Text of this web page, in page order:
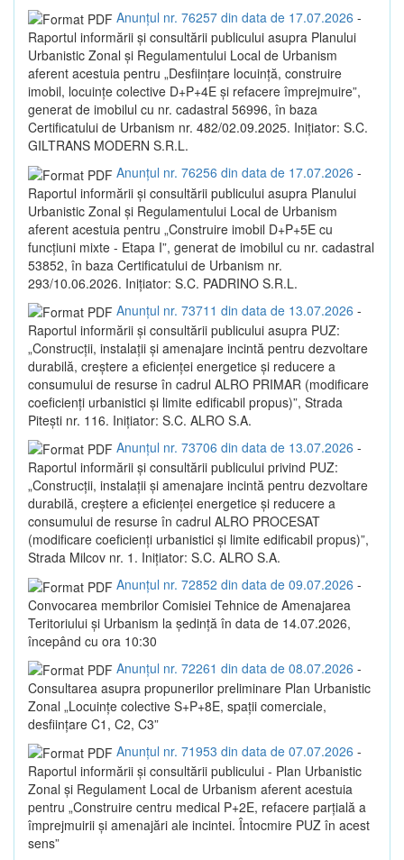
Anunțul nr. 76257 din data de 17.07.2026 -
Raportul informării și consultării publicului asupra Planului
Urbanistic Zonal și Regulamentului Local de Urbanism
aferent acestuia pentru „Desființare locuință, construire
imobil, locuințe colective D+P+4E și refacere împrejmuire”,
generat de imobilul cu nr. cadastral 56996, în baza
Certificatului de Urbanism nr. 482/02.09.2025. Inițiator: S.C.
GILTRANS MODERN S.R.L.
Anunțul nr. 76256 din data de 17.07.2026 -
Raportul informării și consultării publicului asupra Planului
Urbanistic Zonal și Regulamentului Local de Urbanism
aferent acestuia pentru „Construire imobil D+P+5E cu
funcțiuni mixte - Etapa I”, generat de imobilul cu nr. cadastral
53852, în baza Certificatului de Urbanism nr.
293/10.06.2026. Inițiator: S.C. PADRINO S.R.L.
Anunțul nr. 73711 din data de 13.07.2026 -
Raportul informării și consultării publicului asupra PUZ:
„Construcții, instalații și amenajare incintă pentru dezvoltare
durabilă, creștere a eficienței energetice și reducere a
consumului de resurse în cadrul ALRO PRIMAR (modificare
coeficienți urbanistici și limite edificabil propus)”, Strada
Pitești nr. 116. Inițiator: S.C. ALRO S.A.
Anunțul nr. 73706 din data de 13.07.2026 -
Raportul informării și consultării publicului privind PUZ:
„Construcții, instalații și amenajare incintă pentru dezvoltare
durabilă, creștere a eficienței energetice și reducere a
consumului de resurse în cadrul ALRO PROCESAT
(modificare coeficienți urbanistici și limite edificabil propus)”,
Strada Milcov nr. 1. Inițiator: S.C. ALRO S.A.
Anunțul nr. 72852 din data de 09.07.2026 -
Convocarea membrilor Comisiei Tehnice de Amenajarea
Teritoriului și Urbanism la ședință în data de 14.07.2026,
începând cu ora 10:30
Anunțul nr. 72261 din data de 08.07.2026 -
Consultarea asupra propunerilor preliminare Plan Urbanistic
Zonal „Locuințe colective S+P+8E, spații comerciale,
desființare C1, C2, C3”
Anunțul nr. 71953 din data de 07.07.2026 -
Raportul informării și consultării publicului - Plan Urbanistic
Zonal și Regulament Local de Urbanism aferent acestuia
pentru „Construire centru medical P+2E, refacere parțială a
împrejmuirii și amenajări ale incintei. Întocmire PUZ în acest
sens”